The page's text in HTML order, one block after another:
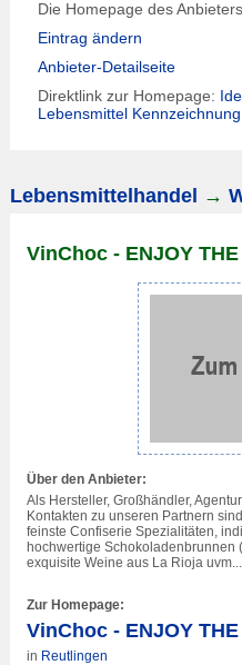
Die Homepage des
Eintrag ändern
Anbieter-Detailseite
Direktlink zur Homepage:
Lebensmittel Kennzeichnung
Lebensmittelhandel →
VinChoc - ENJOY
Über den Anbieter:
Als Hersteller, Großhändler,
Kontakten zu unseren Partnern
feinste Confiserie Spezialitäten,
hochwertige Schokoladenbrunnen
exquisite Weine aus La Rioja uvm...
Zur Homepage:
VinChoc - ENJOY
in Reutlingen